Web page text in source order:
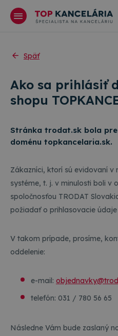
Späť
Ako sa prihlásiť
shopu
Stránka trodat.sk bola
doménu topkancelaria.sk.
Zákazníci, ktorí sú evidovaní v
systéme, t. j. v minulosti boli v
spoločnosťou TRODAT
požiadať o prihlasovacie
V takom prípade, prosíme,
oddelenie:
e-mail:
telefón: 031 / 780 56 65
Následne Vám bude zaslaný